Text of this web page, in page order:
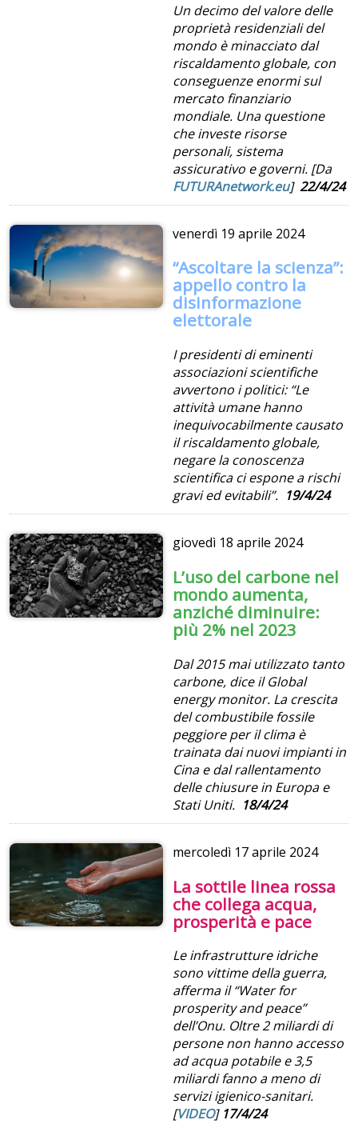
Un decimo del valore delle
proprietà residenziali del
mondo è minacciato dal
riscaldamento globale, con
conseguenze enormi sul
mercato finanziario
mondiale. Una questione
che investe risorse
personali, sistema
assicurativo e governi. [Da
FUTURAnetwork.eu] 22/4/24
venerdì 19 aprile 2024
“Ascoltare la scienza”:
appello contro la
disinformazione
elettorale
I presidenti di eminenti
associazioni scientifiche
avvertono i politici: “Le
attività umane hanno
inequivocabilmente causato
il riscaldamento globale,
negare la conoscenza
scientifica ci espone a rischi
gravi ed evitabili”. 19/4/24
giovedì 18 aprile 2024
L’uso del carbone nel
mondo aumenta,
anziché diminuire:
più 2% nel 2023
Dal 2015 mai utilizzato tanto
carbone, dice il Global
energy monitor. La crescita
del combustibile fossile
peggiore per il clima è
trainata dai nuovi impianti in
Cina e dal rallentamento
delle chiusure in Europa e
Stati Uniti. 18/4/24
mercoledì 17 aprile 2024
La sottile linea rossa
che collega acqua,
prosperità e pace
Le infrastrutture idriche
sono vittime della guerra,
afferma il “Water for
prosperity and peace”
dell’Onu. Oltre 2 miliardi di
persone non hanno accesso
ad acqua potabile e 3,5
miliardi fanno a meno di
servizi igienico-sanitari.
[VIDEO] 17/4/24